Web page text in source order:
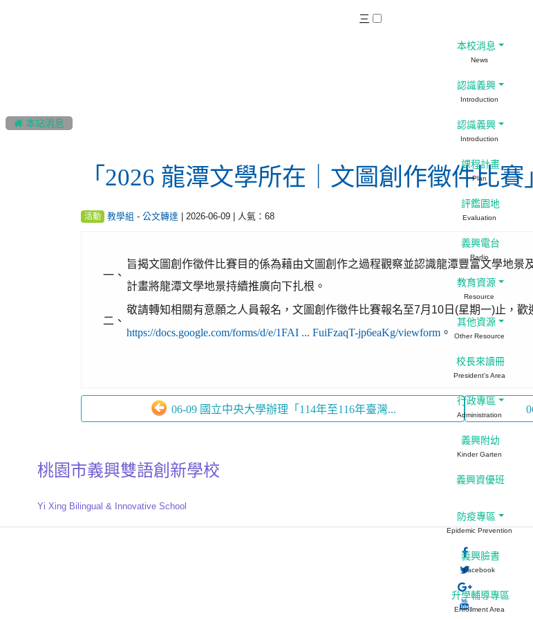
 本站消息
「2026 龍潭文學所在｜文圖創作徵件比賽
活動 教學組 - 公文轉達 | 2026-06-09 | 人氣：68
一、
旨揭文圖創作徵件比賽目的係為藉由文圖創作之過程觀察並認識龍潭豐富文學地
計畫將龍潭文學地景持續推廣向下扎根。
二、
敬請轉知相關有意願之人員報名，文圖創作徵件比賽報名至7月10日(星期一)止，歡
https://docs.google.com/forms/d/e/1FAI ... FuiFzaqT-jp6eaKg/viewform 。
06-09 國立中央大學辦理「114年至116年臺灣...
桃園市義興雙語創新學校
Yi Xing Bilingual & Innovative School
三
本校消息
News
認識義興
Introduction
認識義興
Introduction
課程計畫
Plan
評鑑園地
Evaluation
義興電台
Radio
教育資源
Resource
其他資源
Other Resource
校長來讀冊
President's Area
行政專區
Administration
義興附幼
Kinder Garten
義興資優班
防疫專區
Epidemic Prevention
義興臉書
Facebook
升學輔導專區
Enrollment Area